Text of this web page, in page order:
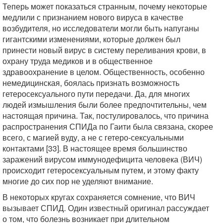
Теперь может показаться странным, почему некоторые
медлили с признанием нового вируса в качестве
возбудителя, но исследователи могли быть напуганы
гигантскими изменениями, которые должен был
принести новый вирус в систему переливания крови, в
охрану труда медиков и в общественное
здравоохранение в целом. Общественность, особенно
немедицинская, боялась признать возможность
гетеросексуального пути передачи. Да, для многих
людей измышления были более предпочтительны, чем
настоящая причина. Так, постулировалось, что причина
распространения СПИДа по Гаити была связана, скорее
всего, с магией вуду, а не с гетеро-сексуальными
контактами [33]. В настоящее время большинство
заражений вирусом иммунодефицита человека (ВИЧ)
происходит гетеросексуальным путем, и этому факту
многие до сих пор не уделяют внимание.
В некоторых кругах сохраняется сомнение, что ВИЧ
вызывает СПИД. Один известный оригинал рассуждает
о том, что болезнь возникает при длительном